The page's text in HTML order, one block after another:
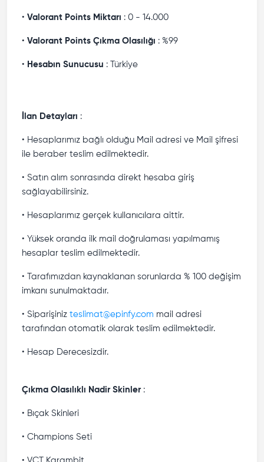
• Valorant Points Miktarı : 0 - 14.000
• Valorant Points Çıkma Olasılığı : %99
• Hesabın Sunucusu : Türkiye
İlan Detayları :
• Hesaplarımız bağlı olduğu Mail adresi ve Mail şifresi
ile beraber teslim edilmektedir.
• Satın alım sonrasında direkt hesaba giriş
sağlayabilirsiniz.
• Hesaplarımız gerçek kullanıcılara aittir.
• Yüksek oranda ilk mail doğrulaması yapılmamış
hesaplar teslim edilmektedir.
• Tarafımızdan kaynaklanan sorunlarda % 100 değişim
imkanı sunulmaktadır.
• Siparişiniz teslimat@epinfy.com mail adresi
tarafından otomatik olarak teslim edilmektedir.
• Hesap Derecesizdir.
Çıkma Olasılıklı Nadir Skinler :
• Bıçak Skinleri
• Champions Seti